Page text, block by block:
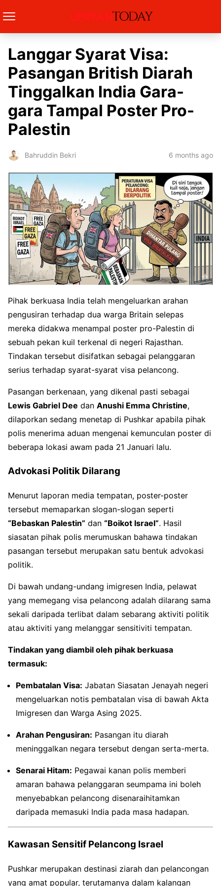
Langgar Syarat Visa:
Pasangan British Diarah
Tinggalkan India Gara-
gara Tampal Poster Pro-
Palestin
Bahruddin Bekri 6 months ago
Pihak berkuasa India telah mengeluarkan arahan
pengusiran terhadap dua warga Britain selepas
mereka didakwa menampal poster pro-Palestin di
sebuah pekan kuil terkenal di negeri Rajasthan.
Tindakan tersebut disifatkan sebagai pelanggaran
serius terhadap syarat-syarat visa pelancong.
Pasangan berkenaan, yang dikenal pasti sebagai
Lewis Gabriel Dee dan Anushi Emma Christine,
dilaporkan sedang menetap di Pushkar apabila pihak
polis menerima aduan mengenai kemunculan poster di
beberapa lokasi awam pada 21 Januari lalu.
Advokasi Politik Dilarang
Menurut laporan media tempatan, poster-poster
tersebut memaparkan slogan-slogan seperti
“Bebaskan Palestin” dan “Boikot Israel”. Hasil
siasatan pihak polis merumuskan bahawa tindakan
pasangan tersebut merupakan satu bentuk advokasi
politik.
Di bawah undang-undang imigresen India, pelawat
yang memegang visa pelancong adalah dilarang sama
sekali daripada terlibat dalam sebarang aktiviti politik
atau aktiviti yang melanggar sensitiviti tempatan.
Tindakan yang diambil oleh pihak berkuasa
termasuk:
Pembatalan Visa: Jabatan Siasatan Jenayah negeri
mengeluarkan notis pembatalan visa di bawah Akta
Imigresen dan Warga Asing 2025.
Arahan Pengusiran: Pasangan itu diarah
meninggalkan negara tersebut dengan serta-merta.
Senarai Hitam: Pegawai kanan polis memberi
amaran bahawa pelanggaran seumpama ini boleh
menyebabkan pelancong disenaraihitamkan
daripada memasuki India pada masa hadapan.
Kawasan Sensitif Pelancong Israel
Pushkar merupakan destinasi ziarah dan pelancongan
yang amat popular, terutamanya dalam kalangan